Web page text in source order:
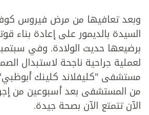
السيدة بالديمور على إعادة بناء
لعملية جراحية ناجحة لاستبدال
مستشفى "كليفلاند كلينك
من المستشفى بعد أسبوعين من
الآن تتمتع الآن بصحة جيدة.